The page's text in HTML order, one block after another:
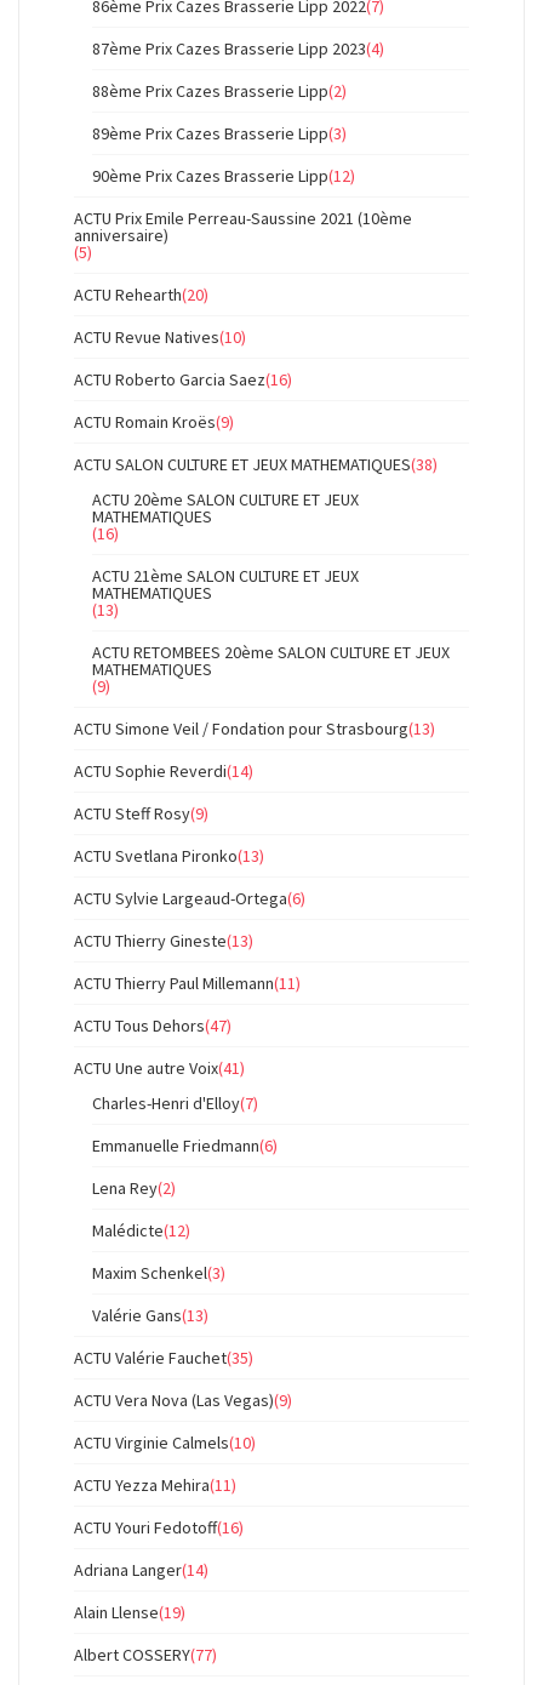
86ème Prix Cazes Brasserie Lipp 2022(7)
87ème Prix Cazes Brasserie Lipp 2023(4)
88ème Prix Cazes Brasserie Lipp(2)
89ème Prix Cazes Brasserie Lipp(3)
90ème Prix Cazes Brasserie Lipp(12)
ACTU Prix Emile Perreau-Saussine 2021 (10ème
anniversaire)
(5)
ACTU Rehearth(20)
ACTU Revue Natives(10)
ACTU Roberto Garcia Saez(16)
ACTU Romain Kroës(9)
ACTU SALON CULTURE ET JEUX MATHEMATIQUES(38)
ACTU 20ème SALON CULTURE ET JEUX
MATHEMATIQUES
(16)
ACTU 21ème SALON CULTURE ET JEUX
MATHEMATIQUES
(13)
ACTU RETOMBEES 20ème SALON CULTURE ET JEUX
MATHEMATIQUES
(9)
ACTU Simone Veil / Fondation pour Strasbourg(13)
ACTU Sophie Reverdi(14)
ACTU Steff Rosy(9)
ACTU Svetlana Pironko(13)
ACTU Sylvie Largeaud-Ortega(6)
ACTU Thierry Gineste(13)
ACTU Thierry Paul Millemann(11)
ACTU Tous Dehors(47)
ACTU Une autre Voix(41)
Charles-Henri d'Elloy(7)
Emmanuelle Friedmann(6)
Lena Rey(2)
Malédicte(12)
Maxim Schenkel(3)
Valérie Gans(13)
ACTU Valérie Fauchet(35)
ACTU Vera Nova (Las Vegas)(9)
ACTU Virginie Calmels(10)
ACTU Yezza Mehira(11)
ACTU Youri Fedotoff(16)
Adriana Langer(14)
Alain Llense(19)
Albert COSSERY(77)